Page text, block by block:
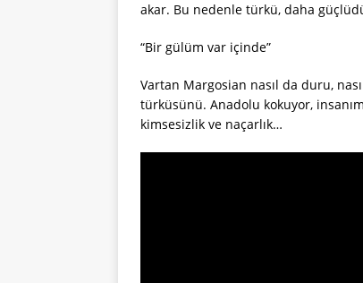
akar. Bu nedenle türkü, daha
“Bir gülüm var içinde”
Vartan Margosian nasıl da duru,
türküsünü. Anadolu kokuyor,
kimsesizlik ve naçarlık…